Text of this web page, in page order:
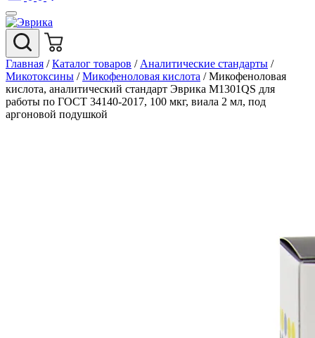
Главная / Каталог товаров / Аналитические стандарты /
Микотоксины / Микофеноловая кислота / Микофеноловая
кислота, аналитический стандарт Эврика M1301QS для
работы по ГОСТ 34140-2017, 100 мкг, виала 2 мл, под
аргоновой подушкой